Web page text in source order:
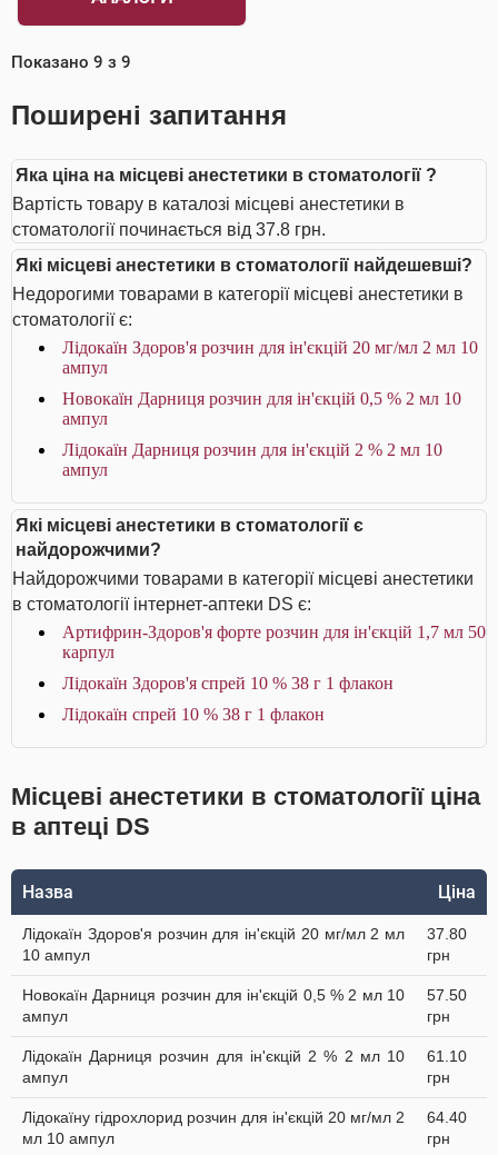
Показано 9 з 9
Поширені запитання
Яка ціна на місцеві анестетики в стоматології ?
Вартість товару в каталозі місцеві анестетики в
стоматології починається від 37.8 грн.
Які місцеві анестетики в стоматології найдешевші?
Недорогими товарами в категорії місцеві анестетики в
стоматології є:
Лідокаїн Здоров'я розчин для ін'єкцій 20 мг/мл 2 мл 10
ампул
Новокаїн Дарниця розчин для ін'єкцій 0,5 % 2 мл 10
ампул
Лідокаїн Дарниця розчин для ін'єкцій 2 % 2 мл 10
ампул
Які місцеві анестетики в стоматології є
найдорожчими?
Найдорожчими товарами в категорії місцеві анестетики
в стоматології інтернет-аптеки DS є:
Артифрин-Здоров'я форте розчин для ін'єкцій 1,7 мл 50
карпул
Лідокаїн Здоров'я спрей 10 % 38 г 1 флакон
Лідокаїн спрей 10 % 38 г 1 флакон
Місцеві анестетики в стоматології ціна
в аптеці DS
Назва Ціна
Лідокаїн Здоров'я розчин для ін'єкцій 20 мг/мл 2 мл
10 ампул
37.80
грн
Новокаїн Дарниця розчин для ін'єкцій 0,5 % 2 мл 10
ампул
57.50
грн
Лідокаїн Дарниця розчин для ін'єкцій 2 % 2 мл 10
ампул
61.10
грн
Лідокаїну гідрохлорид розчин для ін'єкцій 20 мг/мл 2
мл 10 ампул
64.40
грн